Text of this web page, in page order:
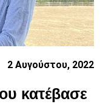
2 Αυγούστου, 2022
κατέβασε